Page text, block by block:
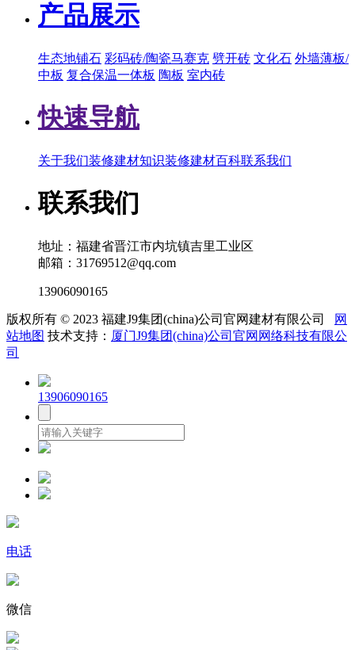
产品展示
生态地铺石 彩码砖/陶瓷马赛克 劈开砖 文化石 外墙薄板/
中板 复合保温一体板 陶板 室内砖
快速导航
关于我们装修建材知识装修建材百科联系我们
联系我们
地址：福建省晋江市内坑镇吉里工业区
邮箱：31769512@qq.com
13906090165
版权所有 © 2023 福建J9集团(china)公司官网建材有限公司
网
站地图 技术支持： 厦门J9集团(china)公司官网网络科技有限公
司
13906090165
电话
微信